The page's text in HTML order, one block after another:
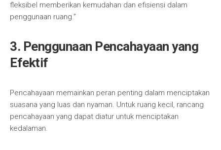
fleksibel memberikan kemudahan dan efisiensi dalam
penggunaan ruang.”
3. Penggunaan Pencahayaan yang
Efektif
Pencahayaan memainkan peran penting dalam menciptakan
suasana yang luas dan nyaman. Untuk ruang kecil, rancang
pencahayaan yang dapat diatur untuk menciptakan
kedalaman.